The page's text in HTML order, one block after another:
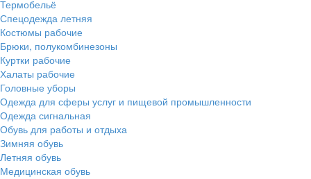
Термобельё
Спецодежда летняя
Костюмы рабочие
Брюки, полукомбинезоны
Куртки рабочие
Халаты рабочие
Головные уборы
Одежда для сферы услуг и пищевой промышленности
Одежда сигнальная
Обувь для работы и отдыха
Зимняя обувь
Летняя обувь
Медицинская обувь